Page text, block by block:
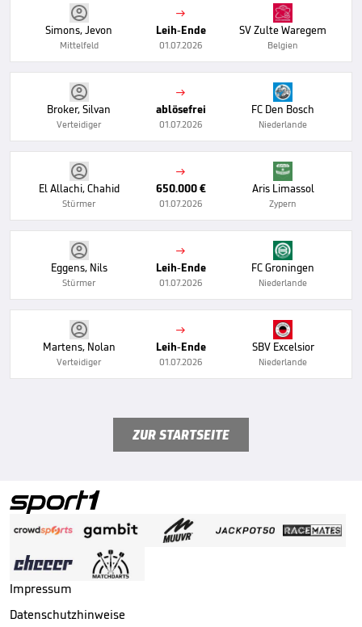
Simons, Jevon
Mittelfeld

Leih-Ende
01.07.2026
SV Zulte Waregem
Belgien
Broker, Silvan
Verteidiger

ablösefrei
01.07.2026
FC Den Bosch
Niederlande
El Allachi, Chahid
Stürmer

650.000 €
01.07.2026
Aris Limassol
Zypern
Eggens, Nils
Stürmer

Leih-Ende
01.07.2026
FC Groningen
Niederlande
Martens, Nolan
Verteidiger

Leih-Ende
01.07.2026
SBV Excelsior
Niederlande
ZUR STARTSEITE
Impressum
Datenschutzhinweise